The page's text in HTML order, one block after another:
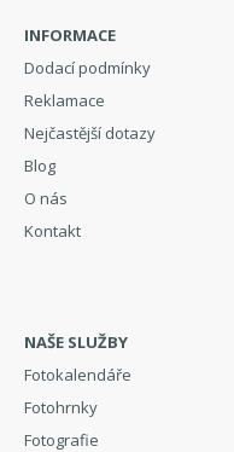
INFORMACE
Dodací podmínky
Reklamace
Nejčastější dotazy
Blog
O nás
Kontakt
NAŠE SLUŽBY
Fotokalendáře
Fotohrnky
Fotografie